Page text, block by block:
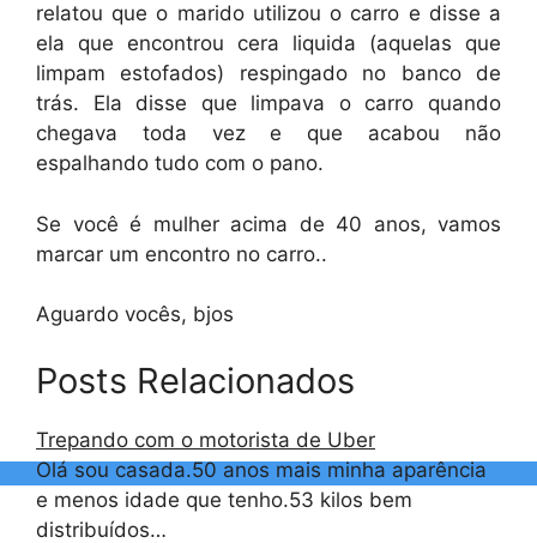
relatou que o marido utilizou o carro e disse a
ela que encontrou cera liquida (aquelas que
limpam estofados) respingado no banco de
trás. Ela disse que limpava o carro quando
chegava toda vez e que acabou não
espalhando tudo com o pano.
Se você é mulher acima de 40 anos, vamos
marcar um encontro no carro..
Aguardo vocês, bjos
Posts Relacionados
Trepando com o motorista de Uber
Olá sou casada.50 anos mais minha aparência
e menos idade que tenho.53 kilos bem
distribuídos…